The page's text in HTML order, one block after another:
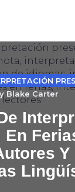
Blake Carter
En